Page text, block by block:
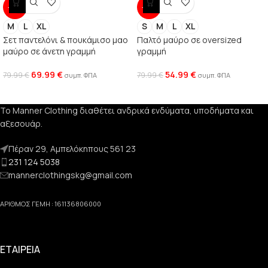
-13%
M L
XL
Σετ παντελόνι & πουκάμισο μαο
μαύρο σε άνετη γραμμή
79.99€ 69.99 € συμπ. ΦΠΑ
-31%
S M L
XL
Παλτό μαύρο σε oversized
γραμμή
79.99€54.99 € συμπ. ΦΠΑ
Το Manner Clothing διαθέτει ανδρικά ενδύματα, υποδήματα και
αξεσουάρ.
Πέραν 29, Αμπελόκηπους 561 23
231 124 5038
mannerclothingskg@gmail.com
ΑΡΙΘΜΟΣ ΓΕΜΗ : 161136806000
ΕΤΑΙΡΕΙΑ